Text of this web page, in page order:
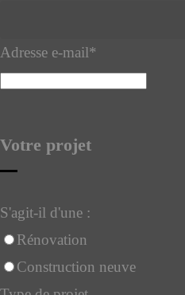
Adresse e-mail*
Votre projet
S'agit-il d'une :
Rénovation
Construction neuve